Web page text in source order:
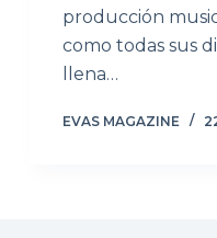
producción
como todas sus
llena…
EVAS MAGAZINE